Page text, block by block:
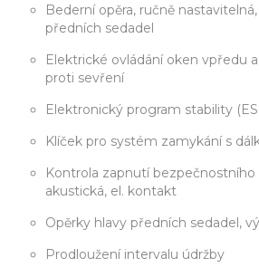
Bederní opěra, ručně
předních sedadel
Elektrické ovládání oken vpředu
proti sevření
Elektronický program stability
Klíček pro systém zamykání s
Kontrola zapnutí bezpečnostního
akustická, el. kontakt
Opěrky hlavy předních sedadel,
Prodloužení intervalu údržby